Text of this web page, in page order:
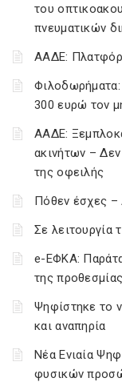
του
πνευματικών
ΑΑΔΕ:
300 ευρώ τον
ΑΑΔΕ:
ακινήτων –
της οφειλής
Πόθεν έσχες –
Σε λειτουργία
e-ΕΦΚΑ:
της
Ψηφίστηκε το
και αναπηρία
Νέα Ενιαία
φυσικών